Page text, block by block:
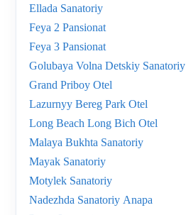
Ellada Sanatoriy
Feya 2 Pansionat
Feya 3 Pansionat
Golubaya Volna Detskiy Sanatoriy
Grand Priboy Otel
Lazurnyy Bereg Park Otel
Long Beach Long Bich Otel
Malaya Bukhta Sanatoriy
Mayak Sanatoriy
Motylek Sanatoriy
Nadezhda Sanatoriy Anapa